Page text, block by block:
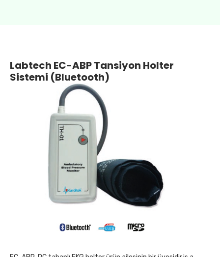
Labtech EC-ABP Tansiyon Holter
Sistemi (Bluetooth)